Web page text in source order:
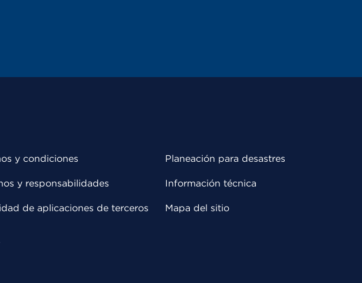
y condiciones
y responsabilidades
de aplicaciones de terceros
Planeación para desastres
Información técnica
Mapa del sitio